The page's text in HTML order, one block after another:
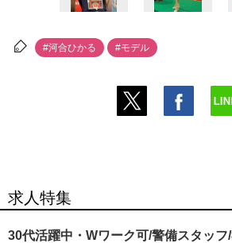
#河合ひかる #モデル
求人特集
30代活躍中・Wワーク可/警備スタッフ